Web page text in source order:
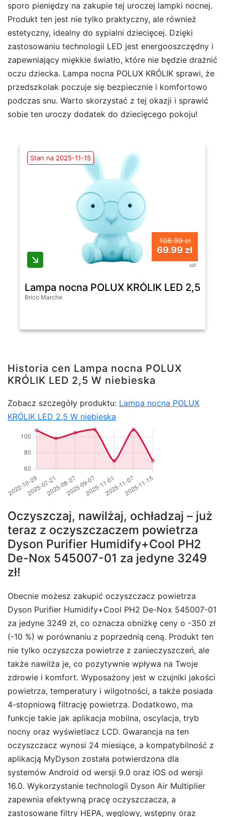
sporo pieniędzy na zakupie tej uroczej lampki nocnej.
Produkt ten jest nie tylko praktyczny, ale również
estetyczny, idealny do sypialni dziecięcej. Dzięki
zastosowaniu technologii LED jest energooszczędny i
zapewniający miękkie światło, które nie będzie drażnić
oczu dziecka. Lampa nocna POLUX KRÓLIK sprawi, że
przedszkolak poczuje się bezpiecznie i komfortowo
podczas snu. Warto skorzystać z tej okazji i sprawić
sobie ten uroczy dodatek do dziecięcego pokoju!
Stan na 2025-11-15
108.99 zł
69.99 zł
szt
Lampa nocna POLUX KRÓLIK LED 2,5 W
Brico Marche
Historia cen Lampa nocna POLUX
KRÓLIK LED 2,5 W niebieska
Zobacz szczegóły produktu: Lampa nocna POLUX
KRÓLIK LED 2,5 W niebieska
Oczyszczaj, nawilżaj, ochładzaj – już
teraz z oczyszczaczem powietrza
Dyson Purifier Humidify+Cool PH2
De-Nox 545007-01 za jedyne 3249
zł!
Obecnie możesz zakupić oczyszczacz powietrza
Dyson Purifier Humidify+Cool PH2 De-Nox 545007-01
za jedyne 3249 zł, co oznacza obniżkę ceny o -350 zł
(-10 %) w porównaniu z poprzednią ceną. Produkt ten
nie tylko oczyszcza powietrze z zanieczyszczeń, ale
także nawilża je, co pozytywnie wpływa na Twoje
zdrowie i komfort. Wyposażony jest w czujniki jakości
powietrza, temperatury i wilgotności, a także posiada
4-stopniową filtrację powietrza. Dodatkowo, ma
funkcje takie jak aplikacja mobilna, oscylacja, tryb
nocny oraz wyświetlacz LCD. Gwarancja na ten
oczyszczacz wynosi 24 miesiące, a kompatybilność z
aplikacją MyDyson została potwierdzona dla
systemów Android od wersji 9.0 oraz iOS od wersji
16.0. Wykorzystanie technologii Dyson Air Multiplier
zapewnia efektywną pracę oczyszczacza, a
zastosowane filtry HEPA, węglowy, wstępny oraz